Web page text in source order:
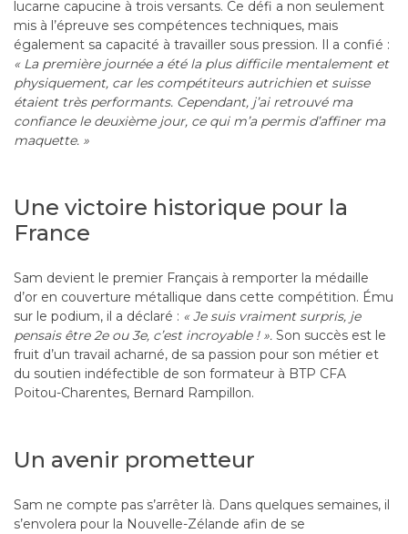
lucarne capucine à trois versants. Ce défi a non seulement
mis à l’épreuve ses compétences techniques, mais
également sa capacité à travailler sous pression. Il a confié :
« La première journée a été la plus difficile mentalement et
physiquement, car les compétiteurs autrichien et suisse
étaient très performants. Cependant, j’ai retrouvé ma
confiance le deuxième jour, ce qui m’a permis d’affiner ma
maquette. »
Une victoire historique pour la
France
Sam devient le premier Français à remporter la médaille
d’or en couverture métallique dans cette compétition. Ému
sur le podium, il a déclaré : « Je suis vraiment surpris, je
pensais être 2e ou 3e, c’est incroyable ! ». Son succès est le
fruit d’un travail acharné, de sa passion pour son métier et
du soutien indéfectible de son formateur à BTP CFA
Poitou-Charentes, Bernard Rampillon.
Un avenir prometteur
Sam ne compte pas s’arrêter là. Dans quelques semaines, il
s’envolera pour la Nouvelle-Zélande afin de se